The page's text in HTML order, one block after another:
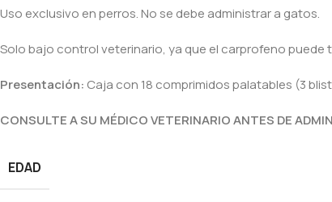
Uso exclusivo en perros. No se debe administrar a gatos.
Solo bajo control veterinario, ya que el carprofeno
Presentación: Caja con 18 comprimidos palatables (3
CONSULTE A SU MÉDICO VETERINARIO ANTES DE
EDAD